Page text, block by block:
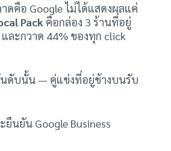
ดคือ Google ไม่ได้แสดงผลแค่
Pack คือกล่อง 3 ร้านที่อยู่
ะกวาด 44% ของทุก click
ดับนั้น — คู่แข่งที่อยู่ข้างบนรับ
นยัน Google Business